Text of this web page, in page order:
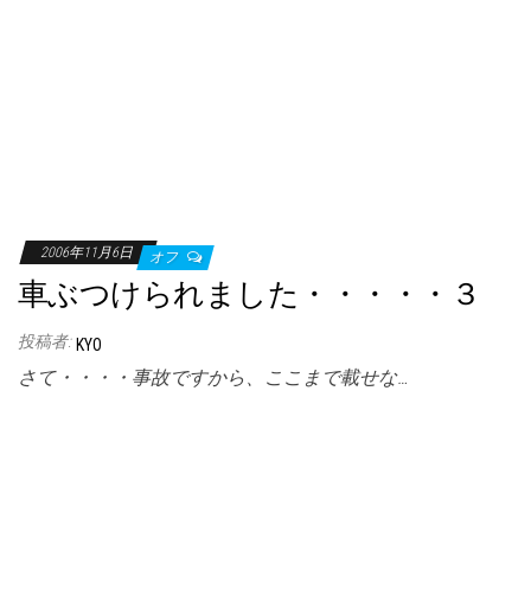
2006年11月6日 オフ
車ぶつけられました・・・・・３
投稿者: KYO
さて・・・・事故ですから、ここまで載せな…